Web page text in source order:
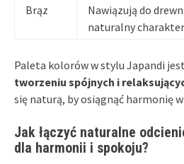
Brąz
Nawiązują do
naturalny
Paleta kolorów w stylu Japandi
tworzeniu spójnych i
się naturą, by osiągnąć harmonię
Jak łączyć naturalne
dla harmonii i spokoju?